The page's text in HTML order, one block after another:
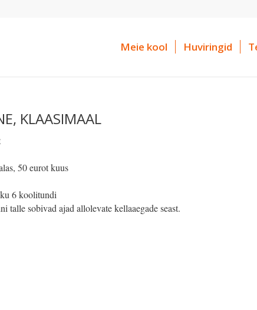
Meie kool Huviringid
KLAASIMAAL
50 eurot kuus
6 koolitundi
sobivad ajad allolevate kellaaegade seast.